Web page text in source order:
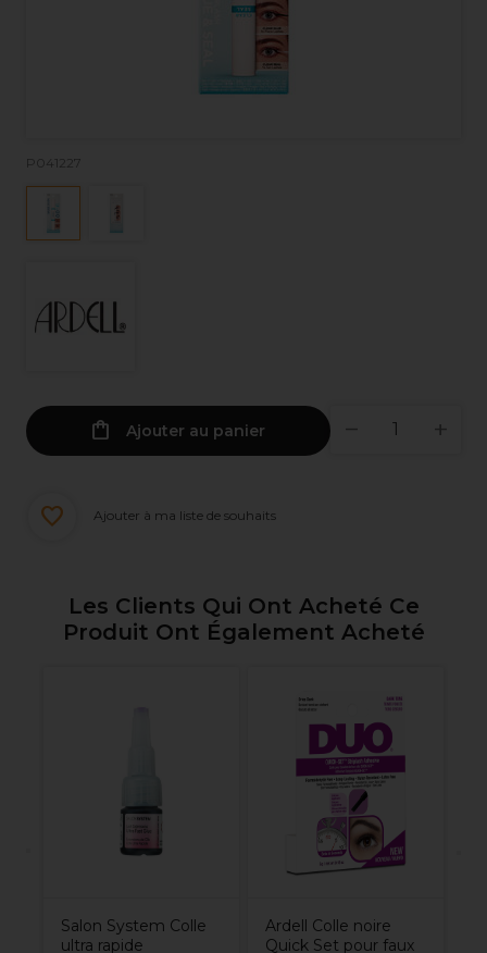
P041227
Ajouter au panier
Ajouter à ma liste de souhaits
Les Clients Qui Ont Acheté Ce
Produit Ont Également Acheté
Salon System Colle
ultra rapide
Ardell Colle noire
Quick Set pour faux